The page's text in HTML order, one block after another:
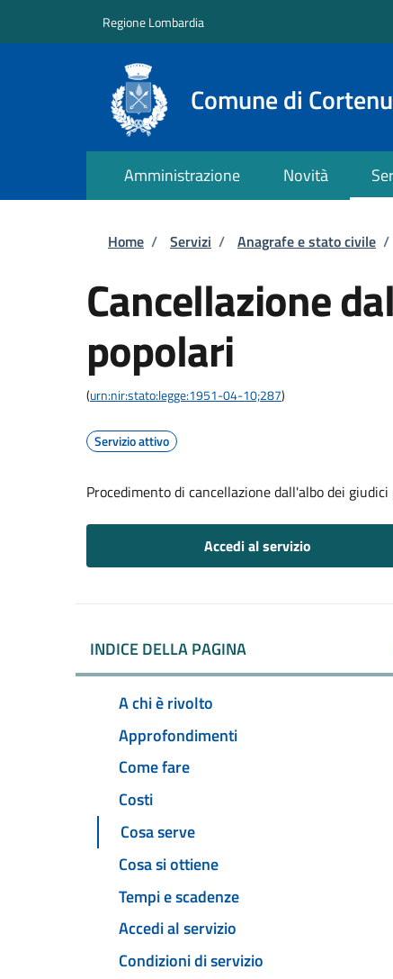
Regione Lombardia
Comune di
Amministrazione Novità
Briciole di pane
Home / Servizi / Anagrafe e stato civile /
Cancellazione
popolari
(urn:nir:stato:legge:1951-04-10;287)
Servizio attivo
Procedimento di cancellazione dall'albo dei giudici
Accedi al servizio
INDICE DELLA PAGINA
A chi è rivolto
Approfondimenti
Come fare
Costi
Cosa serve
Cosa si ottiene
Tempi e scadenze
Accedi al servizio
Condizioni di servizio